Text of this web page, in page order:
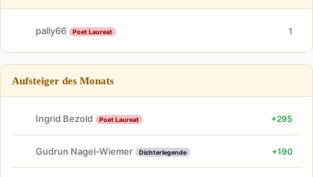
pally66 Poet Laureat 1
Aufsteiger des Monats
Ingrid Bezold Poet Laureat +295
Gudrun Nagel-Wiemer Dichterlegende +190